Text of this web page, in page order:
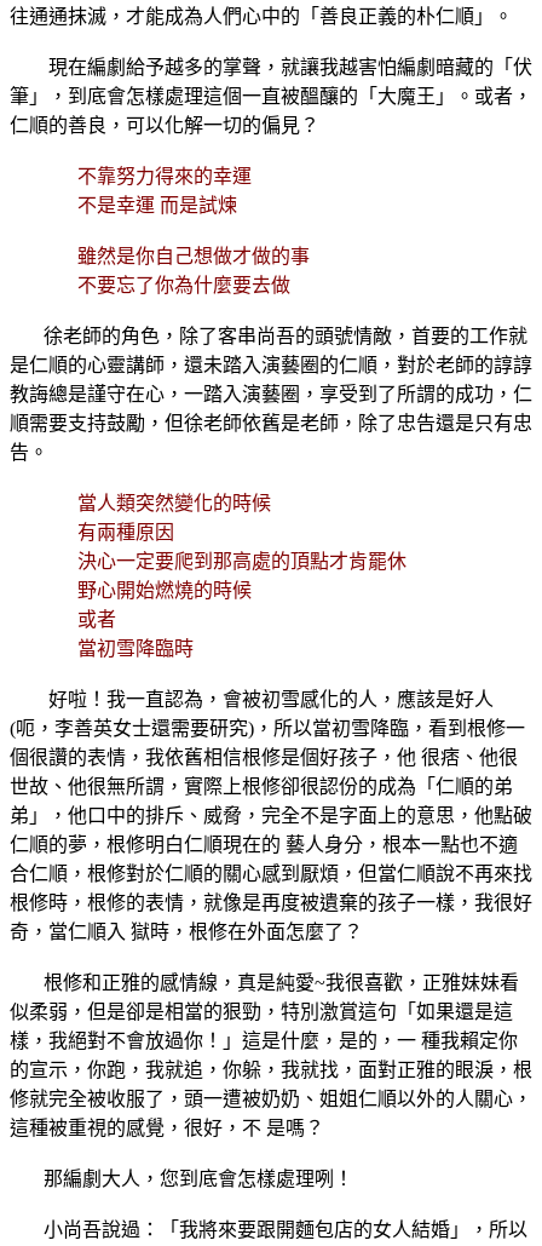
往通通抹滅，才能成為人們心中的「善良正義的朴仁順」。
現在編劇給予越多的掌聲，就讓我越害怕編劇暗藏的「伏
筆」，到底會怎樣處理這個一直被醞釀的「大魔王」。或者，
仁順的善良，可以化解一切的偏見？
不靠努力得來的幸運
不是幸運 而是試煉
雖然是你自己想做才做的事
不要忘了你為什麼要去做
徐老師的角色，除了客串尚吾的頭號情敵，首要的工作就
是仁順的心靈講師，還未踏入演藝圈的仁順，對於老師的諄諄
教誨總是謹守在心，一踏入演藝圈，享受到了所謂的成功，仁
順需要支持鼓勵，但徐老師依舊是老師，除了忠告還是只有忠
告。
當人類突然變化的時候
有兩種原因
決心一定要爬到那高處的頂點才肯罷休
野心開始燃燒的時候
或者
當初雪降臨時
好啦！我一直認為，會被初雪感化的人，應該是好人
(呃，李善英女士還需要研究)，所以當初雪降臨，看到根修一
個很讚的表情，我依舊相信根修是個好孩子，他 很痞、他很
世故、他很無所謂，實際上根修卻很認份的成為「仁順的弟
弟」，他口中的排斥、威脅，完全不是字面上的意思，他點破
仁順的夢，根修明白仁順現在的 藝人身分，根本一點也不適
合仁順，根修對於仁順的關心感到厭煩，但當仁順說不再來找
根修時，根修的表情，就像是再度被遺棄的孩子一樣，我很好
奇，當仁順入 獄時，根修在外面怎麼了？
根修和正雅的感情線，真是純愛~我很喜歡，正雅妹妹看
似柔弱，但是卻是相當的狠勁，特別激賞這句「如果還是這
樣，我絕對不會放過你！」這是什麼，是的，一 種我賴定你
的宣示，你跑，我就追，你躲，我就找，面對正雅的眼淚，根
修就完全被收服了，頭一遭被奶奶、姐姐仁順以外的人關心，
這種被重視的感覺，很好，不 是嗎？
那編劇大人，您到底會怎樣處理咧！
小尚吾說過：「我將來要跟開麵包店的女人結婚」，所以